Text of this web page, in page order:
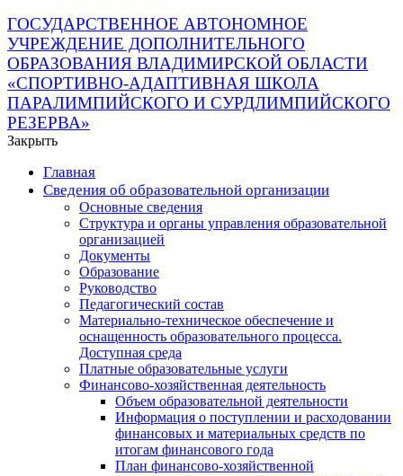
ГОСУДАРСТВЕННОЕ АВТОНОМНОЕ
УЧРЕЖДЕНИЕ ДОПОЛНИТЕЛЬНОГО
ОБРАЗОВАНИЯ ВЛАДИМИРСКОЙ ОБЛАСТИ
«СПОРТИВНО-АДАПТИВНАЯ ШКОЛА
ПАРАЛИМПИЙСКОГО И СУРДЛИМПИЙСКОГО
РЕЗЕРВА»
Закрыть
Главная
Сведения об образовательной организации
Основные сведения
Структура и органы управления образовательной
организацией
Документы
Образование
Руководство
Педагогический состав
Материально-техническое обеспечение и
оснащенность образовательного процесса.
Доступная среда
Платные образовательные услуги
Финансово-хозяйственная деятельность
Объем образовательной деятельности
Информация о поступлении и расходовании
финансовых и материальных средств по
итогам финансового года
План финансово-хозяйственной